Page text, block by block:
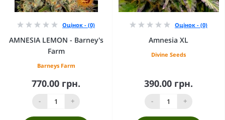
Оцінок - (0)
AMNESIA LEMON - Barney's
Farm
Barneys Farm
770.00 грн.
- +
Оцінок - (0)
Amnesia XL
Divine Seeds
390.00 грн.
- +